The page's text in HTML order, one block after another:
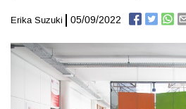
Erika Suzuki 05/09/2022